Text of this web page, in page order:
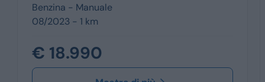
Benzina - Manuale
08/2023 - 1 km
€ 18.990